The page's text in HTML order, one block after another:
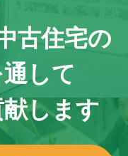
古住宅の
して
します